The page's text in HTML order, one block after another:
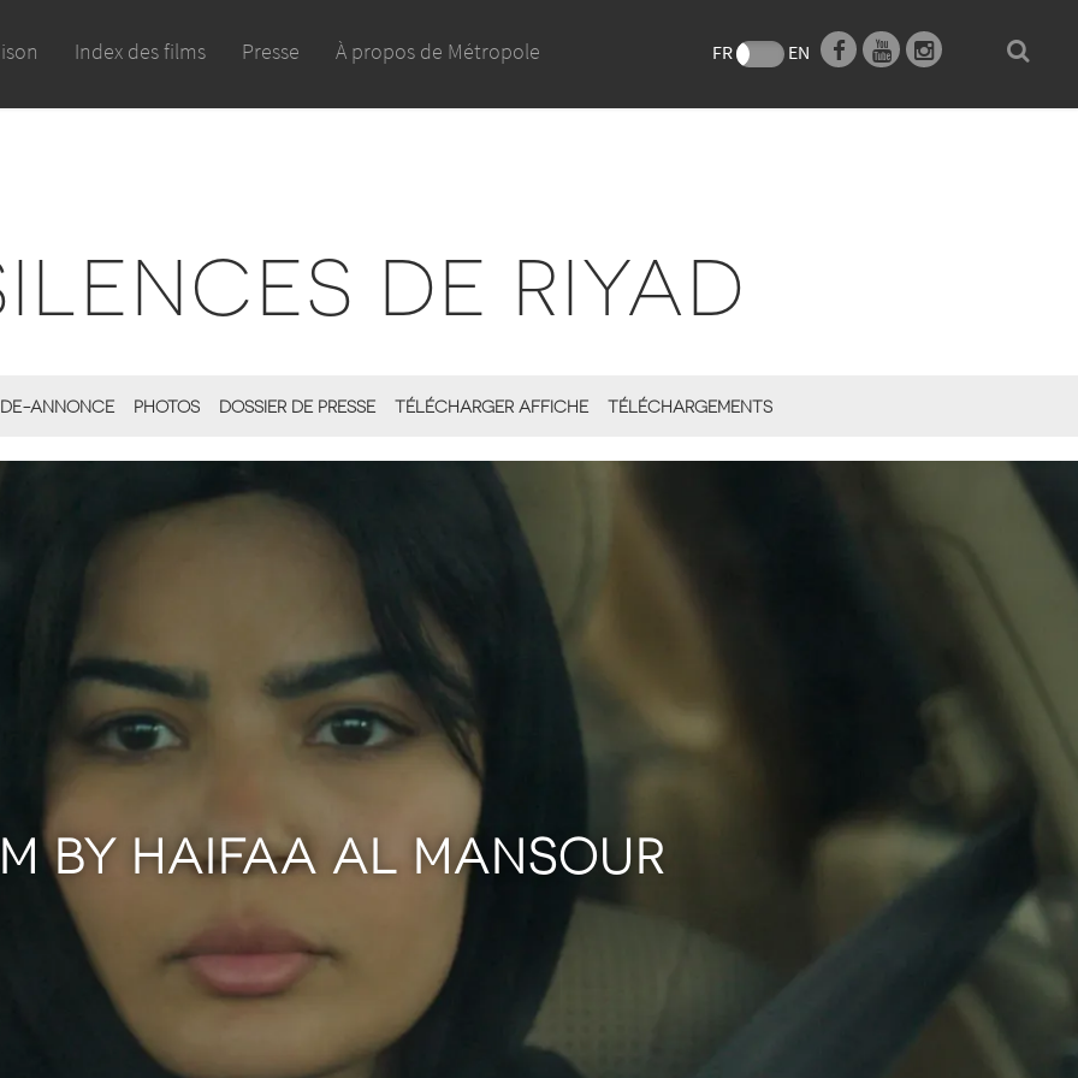
Index des films Presse À propos de Métropole FR EN
DE RIYAD
ANNONCE PHOTOS DOSSIER DE PRESSE TÉLÉCHARGER AFFICHE TÉLÉCHARGEMENTS
BY HAIFAA AL MANSOUR